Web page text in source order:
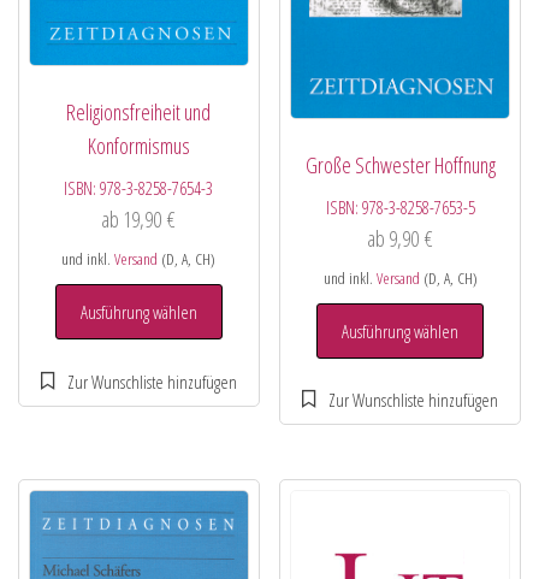
Religionsfreiheit und
Konformismus
ISBN:978-3-8258-7654-3
ab 19,90€
und inkl.Versand (D, A, CH)
Ausführung wählen
Große Schwester Hoffnung
ISBN: 978-3-8258-7653-5
ab 9,90€
und inkl. Versand (D, A, CH)
Ausführung wählen